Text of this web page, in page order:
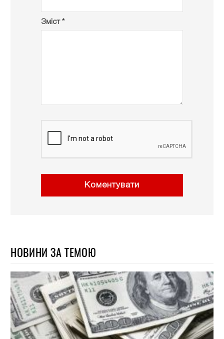
Зміст *
Коментувати
НОВИНИ ЗА ТЕМОЮ